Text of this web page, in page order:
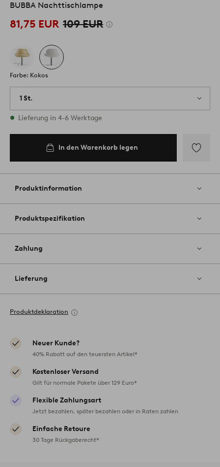
BUBBA Nachttischlampe
81,75 EUR 109 EUR
Farbe: Kokos
1 St.
Vorrätig
Lieferung in 4-6 Werktage
In den Warenkorb legen
Favoriten
Produktinformation
Produktspezifikation
Zahlung
Lieferung
Produktdeklaration
Neuer Kunde?
40% Rabatt auf den teuersten Artikel*
Kostenloser Versand
Gilt für normale Pakete über 129 Euro*
Flexible Zahlungsart
Jetzt bezahlen, später bezahlen oder in Raten zahlen
Einfache Retoure
30 Tage Rückgaberecht*